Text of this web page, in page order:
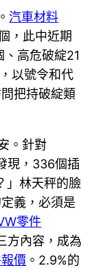
汽車材料
，此中近期
高危破綻21
以號令和代
把持破綻類
。針對
現，336個插
」林天秤的臉
義，必須是
零件
方內容，成為
價 。2.9%的